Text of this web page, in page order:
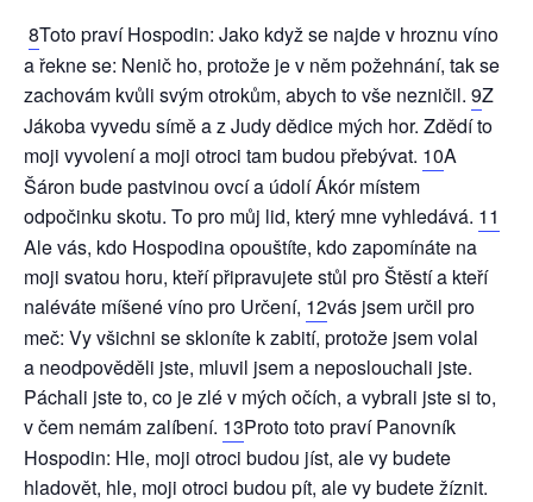
8Toto praví Hospodin: Jako když se najde v hroznu víno
a řekne se: Nenič ho, protože je v něm požehnání, tak se
zachovám kvůli svým otrokům, abych to vše nezničil. 9Z
Jákoba vyvedu símě a z Judy dědice mých hor. Zdědí to
moji vyvolení a moji otroci tam budou přebývat. 10A
Šáron bude pastvinou ovcí a údolí Ákór místem
odpočinku skotu. To pro můj lid, který mne vyhledává. 11
Ale vás, kdo Hospodina opouštíte, kdo zapomínáte na
moji svatou horu, kteří připravujete stůl pro Štěstí a kteří
naléváte míšené víno pro Určení, 12vás jsem určil pro
meč: Vy všichni se skloníte k zabití, protože jsem volal
a neodpověděli jste, mluvil jsem a neposlouchali jste.
Páchali jste to, co je zlé v mých očích, a vybrali jste si to,
v čem nemám zalíbení. 13Proto toto praví Panovník
Hospodin: Hle, moji otroci budou jíst, ale vy budete
hladovět, hle, moji otroci budou pít, ale vy budete žíznit.